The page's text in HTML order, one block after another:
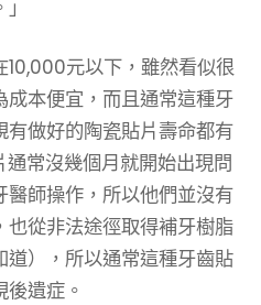
元以下，雖然看似很
本便宜，而且通常這種牙
做好的陶瓷貼片壽命都有
常沒幾個月就開始出現問
師操作，所以他們並沒有
從非法途徑取得補牙樹脂
道），所以通常這種牙齒貼
遺症。